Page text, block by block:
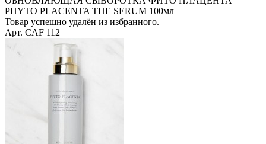
PHYTO PLACENTA THE SERUM 100мл
Товар успешно удалён из избранного.
Арт. CAF 112